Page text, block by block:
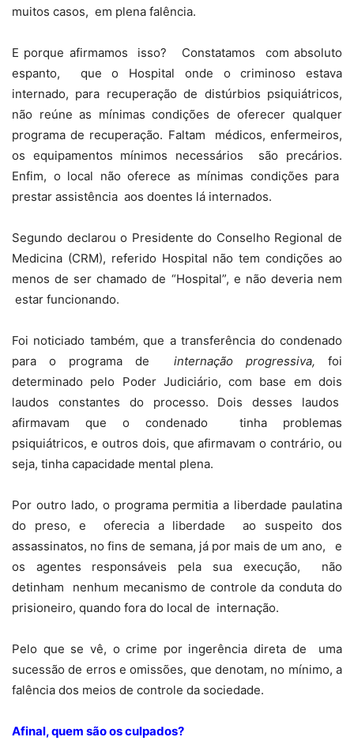
muitos casos, em plena falência.
E porque afirmamos isso? Constatamos
com absoluto
espanto,
que o Hospital onde o criminoso estava
internado, para recuperação de distúrbios psiquiátricos,
não reúne as mínimas condições de oferecer qualquer
programa de recuperação. Faltam
médicos, enfermeiros,
os equipamentos mínimos necessários
são precários.
Enfim, o local não oferece as mínimas condições para
prestar assistência aos doentes lá internados.
Segundo declarou o Presidente do Conselho Regional de
Medicina (CRM), referido Hospital não tem condições ao
menos de ser chamado de “Hospital”, e não deveria nem
estar funcionando.
Foi noticiado também, que a transferência do condenado
para o programa de
internação progressiva, foi
determinado pelo Poder Judiciário, com base em dois
laudos constantes do processo. Dois desses laudos
afirmavam que o condenado
tinha problemas
psiquiátricos, e outros dois, que afirmavam o contrário, ou
seja, tinha capacidade mental plena.
Por outro lado, o programa permitia a liberdade paulatina
do preso, e
oferecia a liberdade
ao suspeito dos
assassinatos, no fins de semana, já por mais de um ano,
e
os agentes responsáveis pela sua execução,
não
detinham
nenhum mecanismo de controle da conduta do
prisioneiro, quando fora do local de internação.
Pelo que se vê, o crime por ingerência direta de
uma
sucessão de erros e omissões, que denotam, no mínimo, a
falência dos meios de controle da sociedade.
Afinal, quem são os culpados?